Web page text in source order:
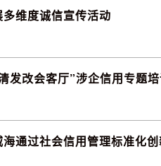
维度诚信宣传活动
发改会客厅”涉企信用专题
通过社会信用管理标准化